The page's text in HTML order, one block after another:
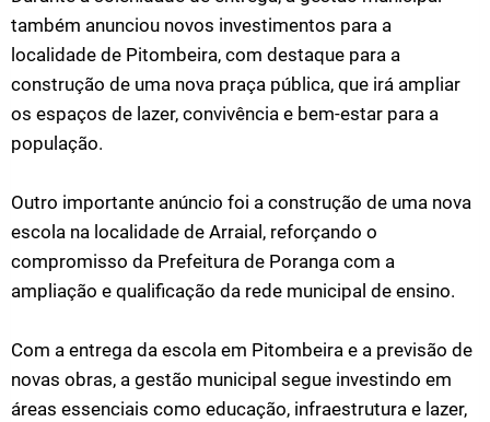
também anunciou novos investimentos para a
localidade de Pitombeira, com destaque para a
construção de uma nova praça pública, que irá ampliar
os espaços de lazer, convivência e bem-estar para a
população.
Outro importante anúncio foi a construção de uma nova
escola na localidade de Arraial, reforçando o
compromisso da Prefeitura de Poranga com a
ampliação e qualificação da rede municipal de ensino.
Com a entrega da escola em Pitombeira e a previsão de
novas obras, a gestão municipal segue investindo em
áreas essenciais como educação, infraestrutura e lazer,